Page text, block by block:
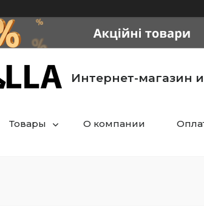
Интернет-магазин
Товары О компании